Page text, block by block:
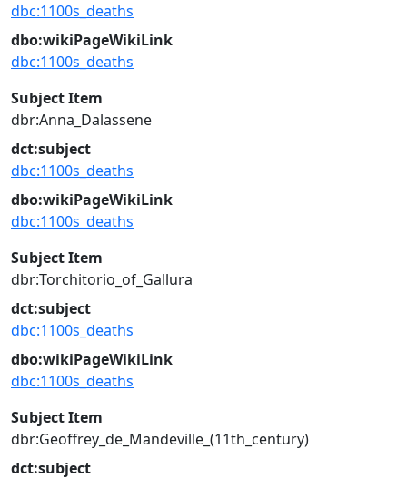
dbc:1100s_deaths
dbo:wikiPageWikiLink
dbc:1100s_deaths
Subject Item
dbr:Anna_Dalassene
dct:subject
dbc:1100s_deaths
dbo:wikiPageWikiLink
dbc:1100s_deaths
Subject Item
dbr:Torchitorio_of_Gallura
dct:subject
dbc:1100s_deaths
dbo:wikiPageWikiLink
dbc:1100s_deaths
Subject Item
dbr:Geoffrey_de_Mandeville_(11th_century)
dct:subject